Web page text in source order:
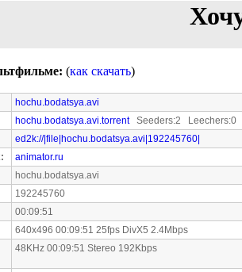
(как скачать)
hochu.bodatsya.avi
hochu.bodatsya.avi.torrentSeeders:2 Leechers:0
ed2k://|file|hochu.bodatsya.avi|192245760|
animator.ru
hochu.bodatsya.avi
192245760
00:09:51
640x496 00:09:51 25fps DivX5 2.4Mbps
48KHz 00:09:51 Stereo 192Kbps